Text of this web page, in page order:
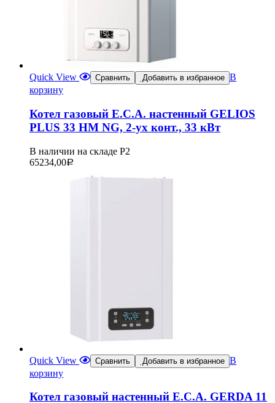
Quick View Сравнить Добавить в избранное В
корзину
Котел газовый E.C.A. настенный GELIOS
PLUS 33 HM NG, 2-ух конт., 33 кВт
В наличии на складе Р2
65234,00Р
Quick View Сравнить Добавить в избранное В
корзину
Котел газовый настенный E.C.A. GERDA 11